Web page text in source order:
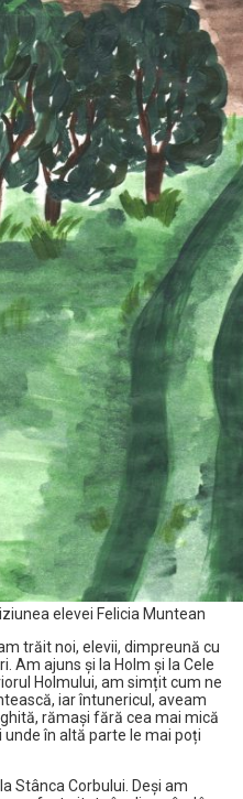
elevei Felicia Muntean
trăit noi, elevii, dimpreună cu
Am ajuns și la Holm și la Cele
Holmului, am simțit cum ne
iar întunericul, aveam
rămași fără cea mai mică
în altă parte le mai poți
Stânca Corbului. Deși am